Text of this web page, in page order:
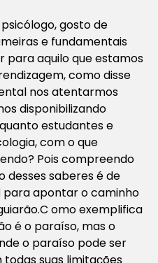
gosto de
e fundamentais
para aquilo que estamos
como disse
nos atentarmos
disponibilizando
estudantes e
com o que
Pois compreendo
desses saberes é de
apontar o caminho
omo exemplifica
é o paraíso, mas o
o paraíso pode ser
todas suas limitações